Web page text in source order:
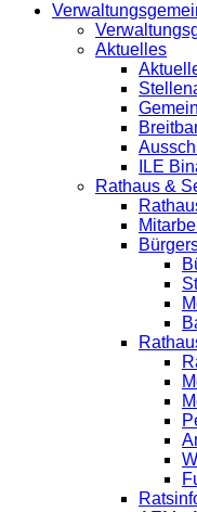
Aktuelles
ILE
Rathaus &